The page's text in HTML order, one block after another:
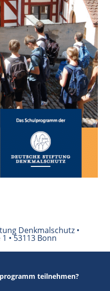
Denkmalschutz •
• 53113 Bonn
teilnehmen?